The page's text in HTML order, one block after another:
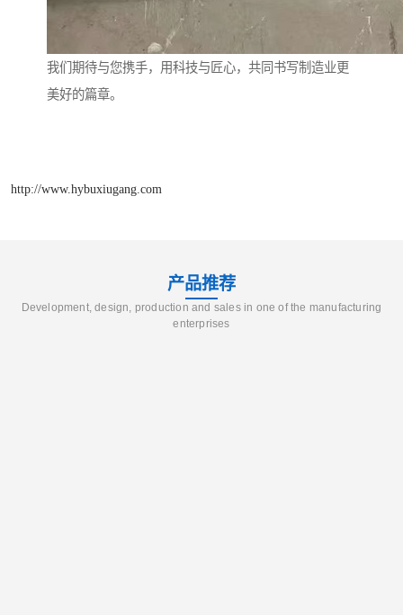
我们期待与您携手，用科技与匠心，共同书写制造业更
美好的篇章。
http://www.hybuxiugang.com
产品推荐
Development, design, production and sales in one of the manufacturing
enterprises